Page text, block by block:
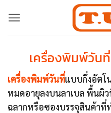
เครื่องพิมพ์วัน
เครื่องพิมพ์วันที่แบบกึ่งอัตโ
หมดอายุลงบนลาเบล พื้นผิ
ฉลากหรือซองบรรจุสินค้าที่